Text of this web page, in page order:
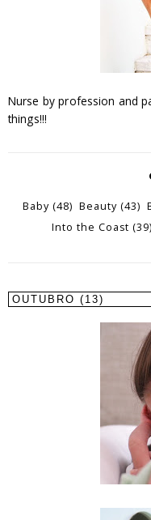
Nurse by profession and
things!!!
Baby (48) Beauty (43)
Into the Coast (39)